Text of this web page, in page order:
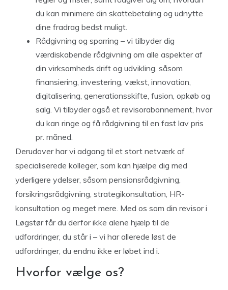
du kan minimere din skattebetaling og udnytte
dine fradrag bedst muligt.
Rådgivning og sparring – vi tilbyder dig
værdiskabende rådgivning om alle aspekter af
din virksomheds drift og udvikling, såsom
finansiering, investering, vækst, innovation,
digitalisering, generationsskifte, fusion, opkøb og
salg. Vi tilbyder også et revisorabonnement, hvor
du kan ringe og få rådgivning til en fast lav pris
pr. måned.
Derudover har vi adgang til et stort netværk af
specialiserede kolleger, som kan hjælpe dig med
yderligere ydelser, såsom pensionsrådgivning,
forsikringsrådgivning, strategikonsultation, HR-
konsultation og meget mere. Med os som din revisor i
Løgstør får du derfor ikke alene hjælp til de
udfordringer, du står i – vi har allerede løst de
udfordringer, du endnu ikke er løbet ind i.
Hvorfor vælge os?